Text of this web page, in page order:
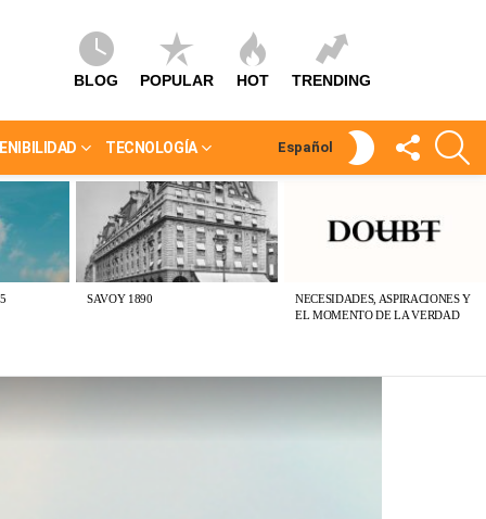
BLOG POPULAR HOT TRENDING
TECNOLOGÍA Español
SKIN
SÍGUEME
SAVOY 1890
NECESIDADES, ASPIRACIONES Y
EL MOMENTO DE LA VERDAD